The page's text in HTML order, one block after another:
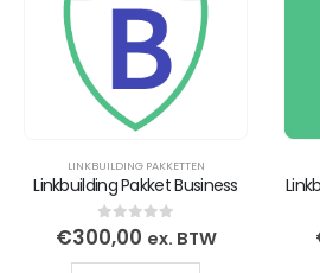
LINKBUILDING PAKKETTEN
Linkbuilding Pakket Corporate
out of 5
€550,00 ex. BTW